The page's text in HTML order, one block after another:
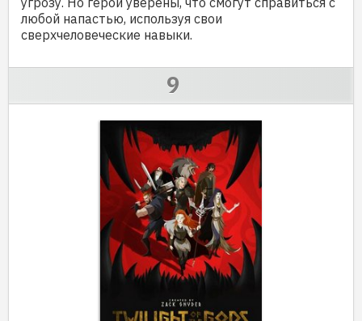
любой напастью, используя свои
сверхчеловеческие навыки.